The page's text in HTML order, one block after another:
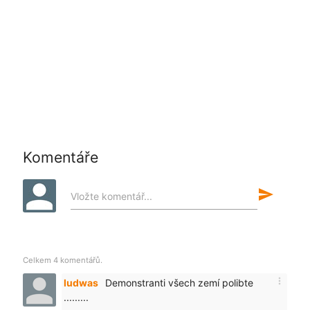
Komentáře
Vložte komentář... send
Celkem 4 komentářů.
ludwas more_vert
Demonstranti všech zemí polibte
.........